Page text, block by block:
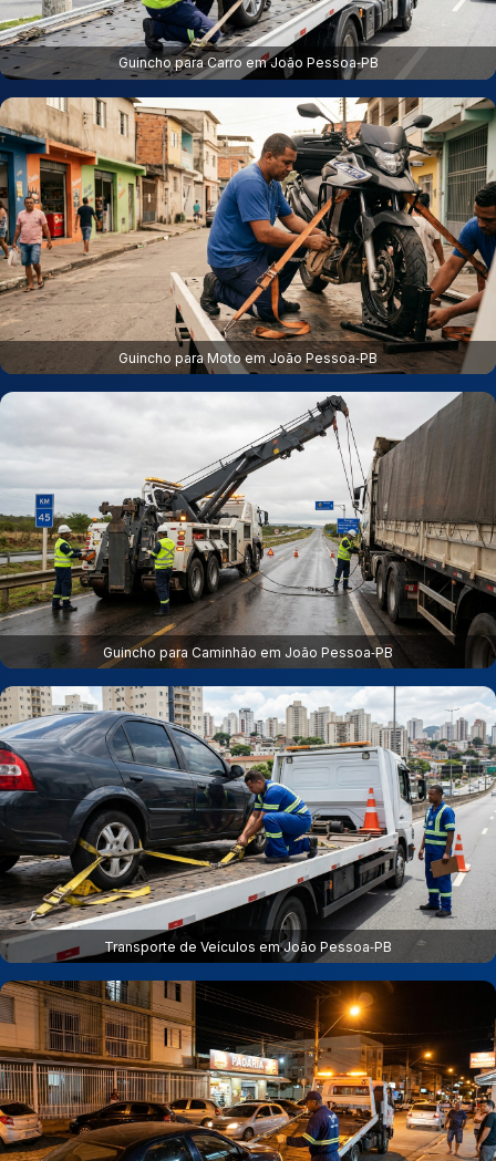
Guincho para Carro em João Pessoa‑PB
Guincho para Moto em João Pessoa‑PB
Guincho para Caminhão em João Pessoa‑PB
Transporte de Veículos em João Pessoa‑PB